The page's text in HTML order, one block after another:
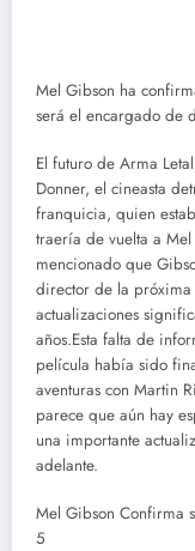
Mel Gibson ha
será el encargado de
El futuro de Arma
Donner, el cineasta
franquicia, quien
traería de vuelta a
mencionado que
director de la
actualizaciones
años.Esta falta de
película había sido
aventuras con Martin
parece que aún hay
una importante
adelante.
Mel Gibson Confirma
5